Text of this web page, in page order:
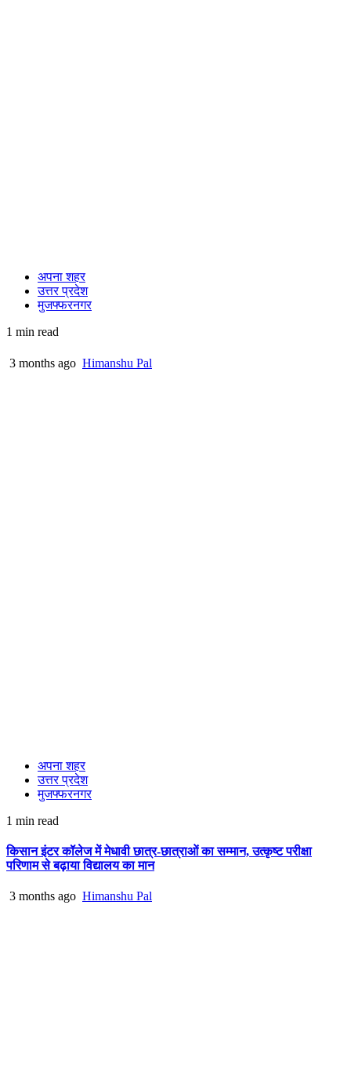
अपना शहर
उत्तर प्रदेश
मुजफ्फरनगर
1 min read
3 months ago Himanshu Pal
अपना शहर
उत्तर प्रदेश
मुजफ्फरनगर
1 min read
किसान इंटर कॉलेज में मेधावी छात्र-छात्राओं का सम्मान, उत्कृष्ट परीक्षा
परिणाम से बढ़ाया विद्यालय का मान
3 months ago Himanshu Pal